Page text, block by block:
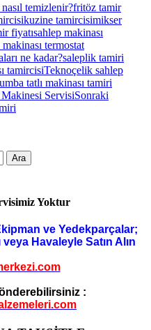
nasıl temizlenir?fritöz tamir
kuzine tamircisimikser
fiyatısahlep makinası
termostat
ne kadar?saleplik tamiri
tamircisiTeknoçelik sahlep
tatlı makinası tamiri
ServisiSonraki
Yoktur
ve Yedekparçalar;
veya Havaleyle Satın Alın
: